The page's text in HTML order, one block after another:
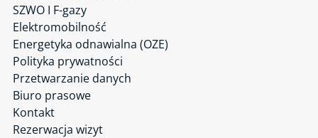
SZWO I F-gazy
Elektromobilność
Energetyka odnawialna (OZE)
Polityka prywatności
Przetwarzanie danych
Biuro prasowe
Kontakt
Rezerwacja wizyt